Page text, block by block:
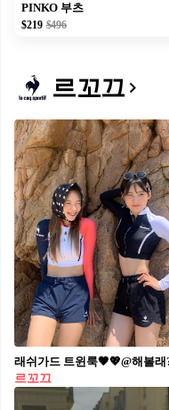
PINKO 부츠
$219 $496
르꼬끄
르꼬끄